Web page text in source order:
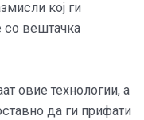
кој ги
со вештачка
овие технологии, а
да ги прифати